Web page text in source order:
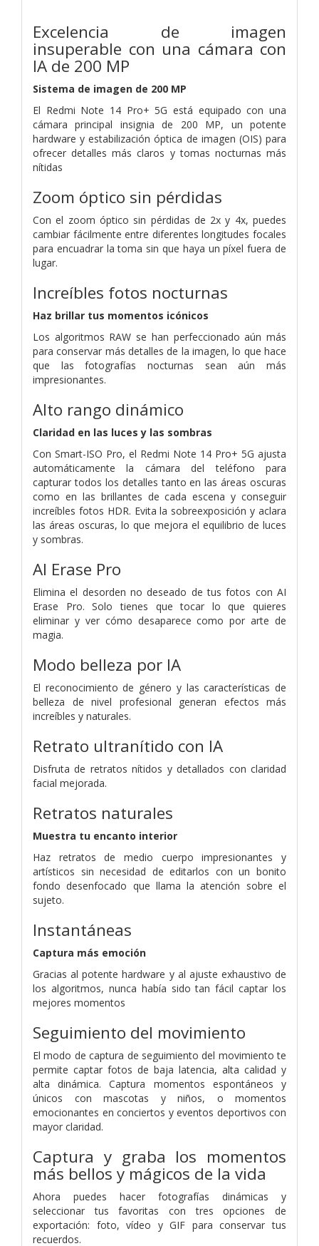
Excelencia de imagen
insuperable con una cámara con
IA de 200 MP
Sistema de imagen de 200 MP
El Redmi Note 14 Pro+ 5G está equipado con una
cámara principal insignia de 200 MP, un potente
hardware y estabilización óptica de imagen (OIS) para
ofrecer detalles más claros y tomas nocturnas más
nítidas
Zoom óptico sin pérdidas
Con el zoom óptico sin pérdidas de 2x y 4x, puedes
cambiar fácilmente entre diferentes longitudes focales
para encuadrar la toma sin que haya un píxel fuera de
lugar.
Increíbles fotos nocturnas
Haz brillar tus momentos icónicos
Los algoritmos RAW se han perfeccionado aún más
para conservar más detalles de la imagen, lo que hace
que las fotografías nocturnas sean aún más
impresionantes.
Alto rango dinámico
Claridad en las luces y las sombras
Con Smart-ISO Pro, el Redmi Note 14 Pro+ 5G ajusta
automáticamente la cámara del teléfono para
capturar todos los detalles tanto en las áreas oscuras
como en las brillantes de cada escena y conseguir
increíbles fotos HDR. Evita la sobreexposición y aclara
las áreas oscuras, lo que mejora el equilibrio de luces
y sombras.
AI Erase Pro
Elimina el desorden no deseado de tus fotos con AI
Erase Pro. Solo tienes que tocar lo que quieres
eliminar y ver cómo desaparece como por arte de
magia.
Modo belleza por IA
El reconocimiento de género y las características de
belleza de nivel profesional generan efectos más
increíbles y naturales.
Retrato ultranítido con IA
Disfruta de retratos nítidos y detallados con claridad
facial mejorada.
Retratos naturales
Muestra tu encanto interior
Haz retratos de medio cuerpo impresionantes y
artísticos sin necesidad de editarlos con un bonito
fondo desenfocado que llama la atención sobre el
sujeto.
Instantáneas
Captura más emoción
Gracias al potente hardware y al ajuste exhaustivo de
los algoritmos, nunca había sido tan fácil captar los
mejores momentos
Seguimiento del movimiento
El modo de captura de seguimiento del movimiento te
permite captar fotos de baja latencia, alta calidad y
alta dinámica. Captura momentos espontáneos y
únicos con mascotas y niños, o momentos
emocionantes en conciertos y eventos deportivos con
mayor claridad.
Captura y graba los momentos
más bellos y mágicos de la vida
Ahora puedes hacer fotografías dinámicas y
seleccionar tus favoritas con tres opciones de
exportación: foto, vídeo y GIF para conservar tus
recuerdos.